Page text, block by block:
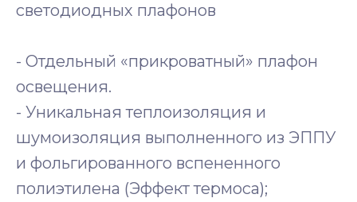
светодиодных плафонов
- Отдельный «прикроватный» плафон
освещения.
- Уникальная теплоизоляция и
шумоизоляция выполненного из ЭППУ
и фольгированного вспененного
полиэтилена (Эффект термоса);